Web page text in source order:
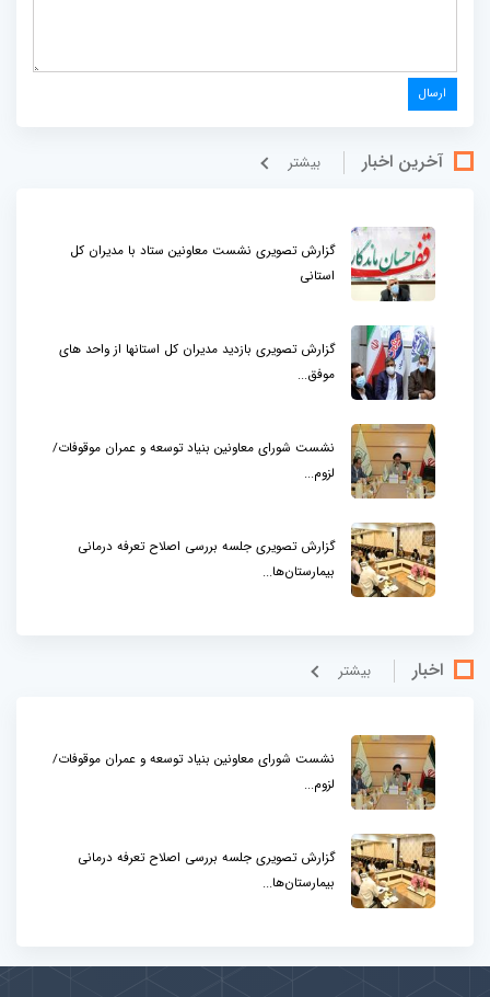
آخرین اخبار بيشتر
گزارش تصویری نشست معاونین ستاد با مدیران کل
استانی
گزارش تصویری بازدید مدیران کل استانها از واحد های
موفق...
نشست شورای معاونین بنیاد توسعه و عمران موقوفات/
لزوم...
گزارش تصویری جلسه بررسی اصلاح تعرفه درمانی
بیمارستان‌ها...
اخبار بيشتر
نشست شورای معاونین بنیاد توسعه و عمران موقوفات/
لزوم...
گزارش تصویری جلسه بررسی اصلاح تعرفه درمانی
بیمارستان‌ها...